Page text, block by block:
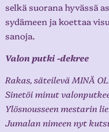
selkä suorana hyvässä
sydämeen ja koettaa
sanoja.
Valon putki -dekree
Rakas, säteilevä MINÄ
Sinetöi minut
Ylösnousseen mestarin
Jumalan nimeen nyt